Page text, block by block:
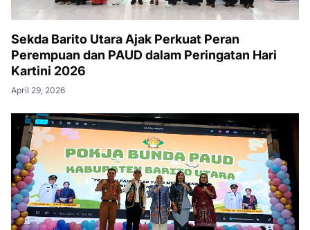
Sekda Barito Utara Ajak Perkuat Peran
Perempuan dan PAUD dalam Peringatan Hari
Kartini 2026
April 29, 2026